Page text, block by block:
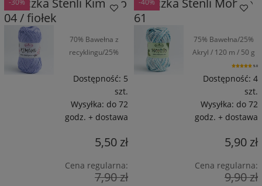
Włóczka Stenli Kimono
04 / fiołek
70% Bawełna z
recyklingu/25%
Poliamid / 160 m /
Dostępność: 5
szt.
Wysyłka: do 72
godz. + dostawa
5,50 zł
Cena regularna:
7,90 zł
-30%
Włóczka Stenli Mohito
61
75% Bawełna/25%
Akryl / 120 m / 50 g
5.0
Dostępność: 4
szt.
Wysyłka: do 72
godz. + dostawa
5,90 zł
Cena regularna:
9,90 zł
-40%